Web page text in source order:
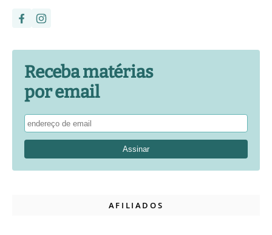
Receba matérias
por email
AFILIADOS